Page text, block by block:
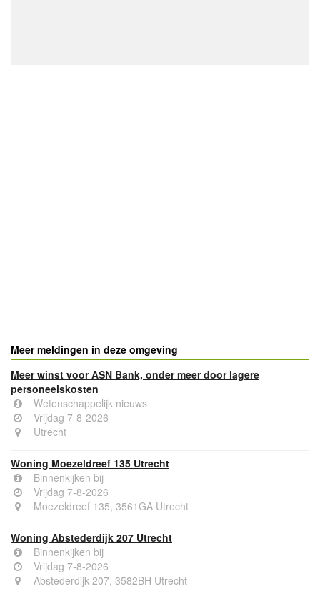
Meer meldingen in deze omgeving
Meer winst voor ASN Bank, onder meer door lagere
personeelskosten
Wetenschappelijk nieuws
Vrijdag 7-8-2026
Utrecht
Woning Moezeldreef 135 Utrecht
Binnenkijken bij
Vrijdag 7-8-2026
Moezeldreef 135, 3561GA Utrecht
Woning Abstederdijk 207 Utrecht
Binnenkijken bij
Vrijdag 7-8-2026
Abstederdijk 207, 3582BH Utrecht